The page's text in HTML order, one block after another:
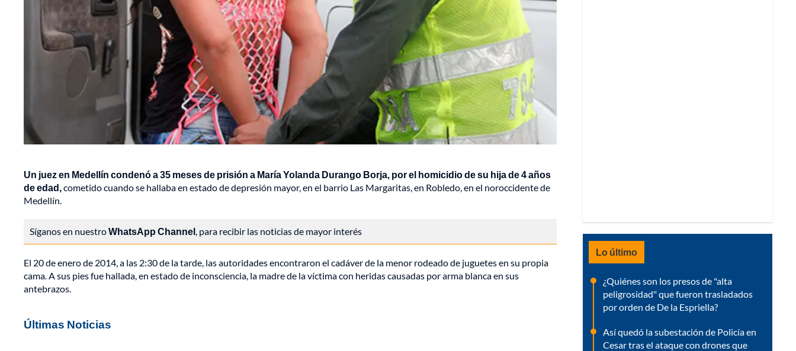
Un juez en Medellín condenó a 35 meses de prisión a María Yolanda Durango Borja, por el homicidio de su hija de 4 años
de edad,cometido cuando se hallaba en estado de depresión mayor, en el barrio Las Margaritas, en Robledo, en el noroccidente de
Medellín.
Síganos en nuestroWhatsApp Channel, para recibir las noticias de mayor interés
El 20 de enero de 2014, a las 2:30 de la tarde, las autoridades encontraron el cadáver de la menor rodeado de juguetes en su propia
cama. A sus pies fue hallada, en estado de inconsciencia, la madre de la víctima con heridas causadas por arma blanca en sus
antebrazos.
Últimas Noticias
Lo último
¿Quiénes son los presos de "alta
peligrosidad" que fueron trasladados
por orden de De la Espriella?
Así quedó la subestación de Policía en
Cesar tras el ataque con drones que